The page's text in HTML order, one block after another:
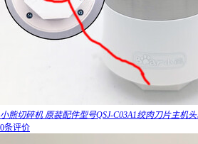
小熊切碎机 原装配件型号QSJ-C03A1绞肉刀片主机
0条评价